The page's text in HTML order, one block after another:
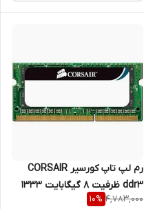
رم لپ تاپ کورسیر CORSAIR
ddr3 ظرفیت 8 گیگابایت 1333
مگاهرتز ارجینال تایوان
4,783,000
10%